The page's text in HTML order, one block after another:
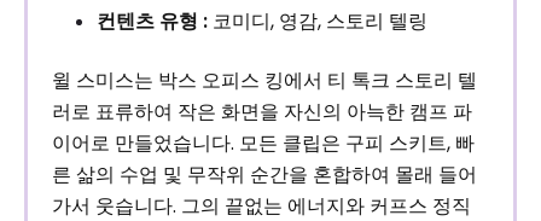
컨텐츠 유형 : 코미디, 영감, 스토리 텔링
윌 스미스는 박스 오피스 킹에서 티 톡크 스토리 텔
러로 표류하여 작은 화면을 자신의 아늑한 캠프 파
이어로 만들었습니다. 모든 클립은 구피 스키트, 빠
른 삶의 수업 및 무작위 순간을 혼합하여 몰래 들어
가서 웃습니다. 그의 끝없는 에너지와 커프스 정직